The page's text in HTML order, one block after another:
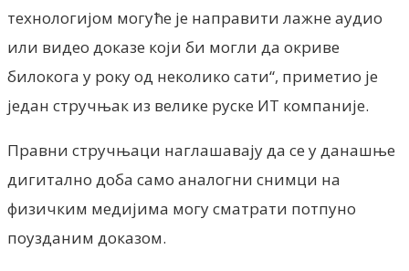
технологијом могуће је направити лажне аудио
или видео доказе који би могли да окриве
билокога у року од неколико сати“, приметио је
један стручњак из велике руске ИТ компаније.
Правни стручњаци наглашавају да се у данашње
дигитално доба само аналогни снимци на
физичким медијима могу сматрати потпуно
поузданим доказом.